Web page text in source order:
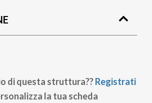
di questa struttura??Registrati
la tua scheda